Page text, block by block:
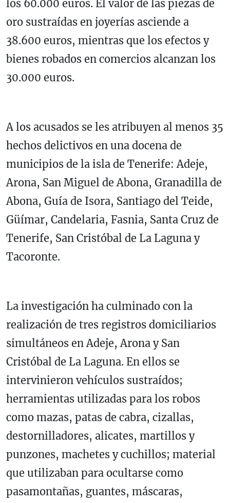
los 60.000 euros. El valor de las piezas de
oro sustraídas en joyerías asciende a
38.600 euros, mientras que los efectos y
bienes robados en comercios alcanzan los
30.000 euros.
A los acusados se les atribuyen al menos 35
hechos delictivos en una docena de
municipios de la isla de Tenerife: Adeje,
Arona, San Miguel de Abona, Granadilla de
Abona, Guía de Isora, Santiago del Teide,
Güímar, Candelaria, Fasnia, Santa Cruz de
Tenerife, San Cristóbal de La Laguna y
Tacoronte.
La investigación ha culminado con la
realización de tres registros domiciliarios
simultáneos en Adeje, Arona y San
Cristóbal de La Laguna. En ellos se
intervinieron vehículos sustraídos;
herramientas utilizadas para los robos
como mazas, patas de cabra, cizallas,
destornilladores, alicates, martillos y
punzones, machetes y cuchillos; material
que utilizaban para ocultarse como
pasamontañas, guantes, máscaras,